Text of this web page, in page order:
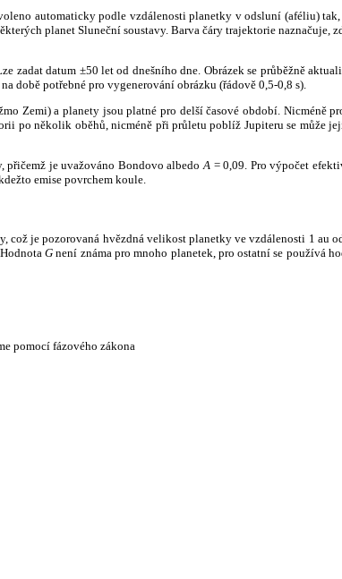
automaticky podle vzdálenosti planetky v odsluní (aféliu)
planet Sluneční soustavy. Barva čáry trajektorie naznačuje,
datum ±50 let od dnešního dne. Obrázek se průběžně
době potřebné pro vygenerování obrázku (řádově 0,5-0,8 s).
Zemi) a planety jsou platné pro delší časové období.
po několik oběhů, nicméně při průletu poblíž Jupiteru se může
je uvažováno Bondovo albedo A = 0,09. Pro výpočet
emise povrchem koule.
je pozorovaná hvězdná velikost planetky ve vzdálenosti 1 au
G není známa pro mnoho planetek, pro ostatní se používá
pomocí fázového zákona